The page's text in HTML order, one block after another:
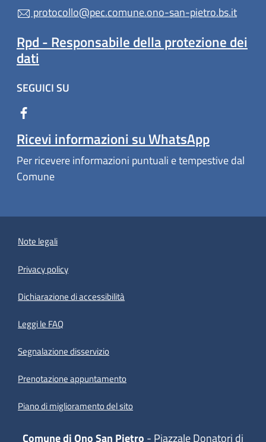
protocollo@pec.comune.ono-san-pietro.bs.it
Rpd - Responsabile della protezione dei
dati
SEGUICI SU
Ricevi informazioni su WhatsApp
Per ricevere informazioni puntuali e tempestive dal
Comune
Note legali
Privacy policy
Dichiarazione di accessibilità
Leggi le FAQ
Segnalazione disservizio
Prenotazione appuntamento
Piano di miglioramento del sito
Comune di Ono San Pietro - Piazzale Donatori di